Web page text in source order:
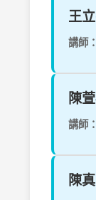
王
講師：
陳
講師：
陳